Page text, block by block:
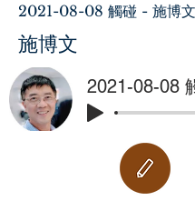
2021-08-08 觸碰 - 施博
施博文